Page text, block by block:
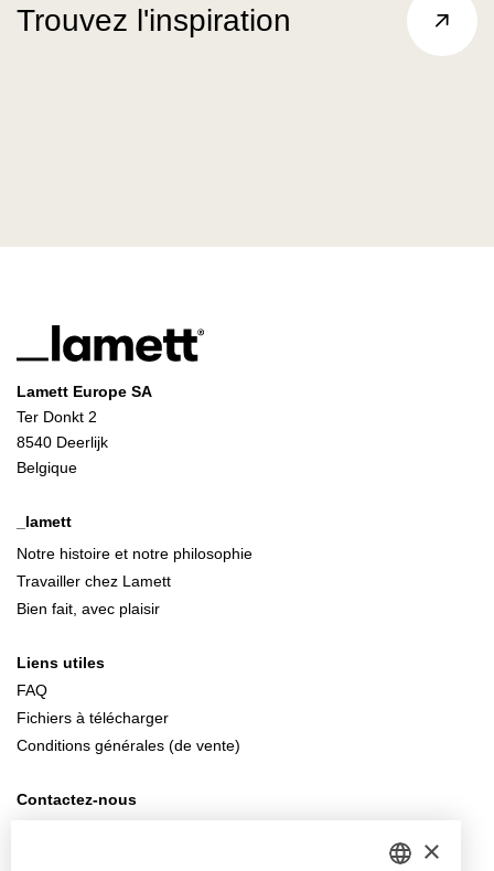
Trouvez l'inspiration
Lamett Europe SA
Ter Donkt 2
8540 Deerlijk
Belgique
_lamett
Notre histoire et notre philosophie
Travailler chez Lamett
Bien fait, avec plaisir
Liens utiles
FAQ
Fichiers à télécharger
Conditions générales (de vente)
Contactez-nous
×